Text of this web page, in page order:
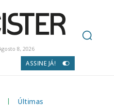
8, 2026
ASSINE JÁ!
Últimas